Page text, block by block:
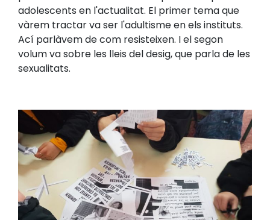
adolescents en l'actualitat. El primer tema que
vàrem tractar va ser l'adultisme en els instituts.
Ací parlàvem de com resisteixen. I el segon
volum va sobre les lleis del desig, que parla de les
sexualitats.